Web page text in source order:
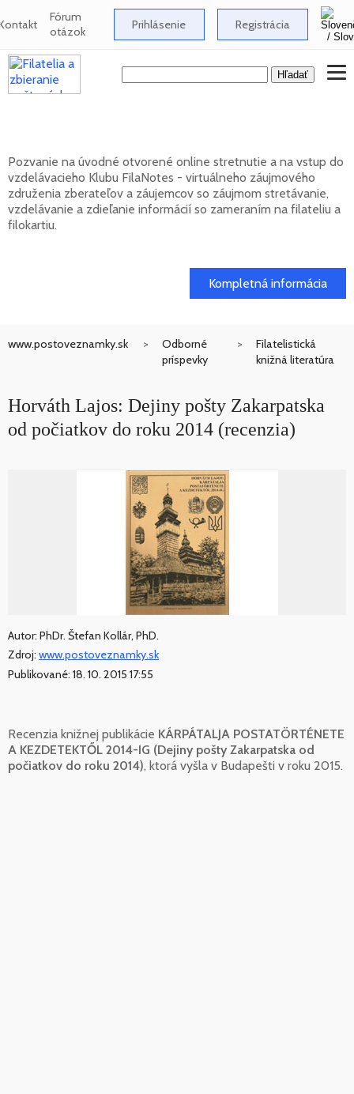
Fórum
otázok Prihlásenie Registrácia
Pozvanie na úvodné otvorené online stretnutie a na vstup do
vzdelávacieho Klubu FilaNotes - virtuálneho záujmového
združenia zberateľov a záujemcov so záujmom stretávanie,
vzdelávanie a zdieľanie informácií so zameraním na filateliu a
filokartiu.
Kompletná informácia
www.postoveznamky.sk
Odborné
príspevky
Filatelistická
knižná literatúra
Horváth Lajos: Dejiny pošty Zakarpatska
od počiatkov do roku 2014 (recenzia)
Autor: PhDr. Štefan Kollár, PhD.
Zdroj: www.postoveznamky.sk
Publikované: 18. 10. 2015 17:55
Recenzia knižnej publikácie KÁRPÁTALJA POSTATÖRTÉNETE
A KEZDETEKTŐL 2014-IG (Dejiny pošty Zakarpatska od
počiatkov do roku 2014), ktorá vyšla v Budapešti v roku 2015.